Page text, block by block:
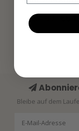
€84,99
Bleibe auf dem